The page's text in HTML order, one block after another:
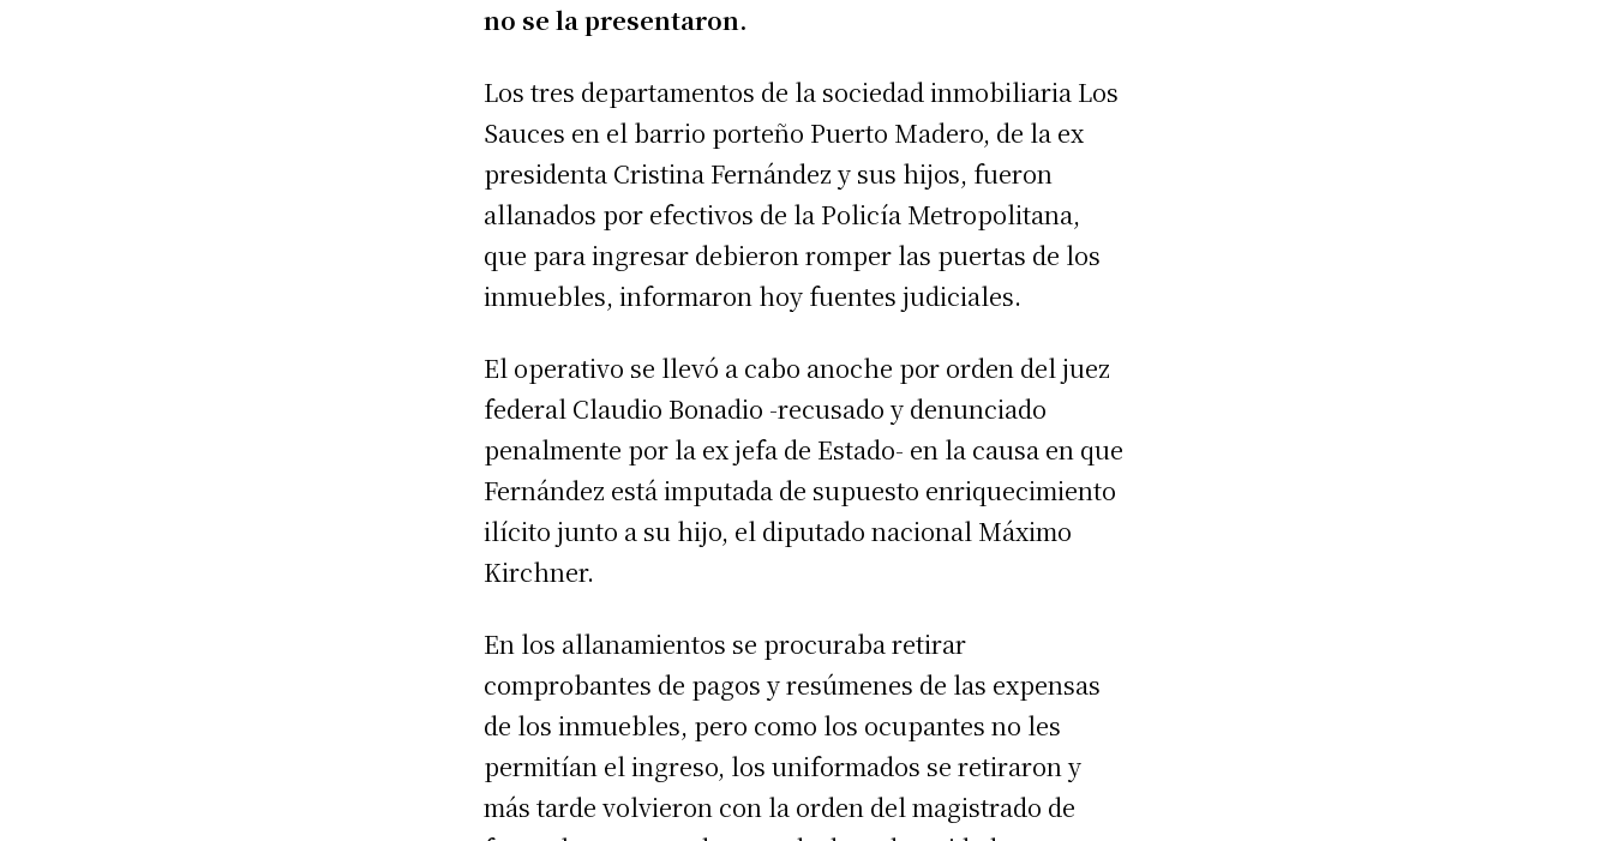
no se la presentaron.
Los tres departamentos de la sociedad inmobiliaria Los
Sauces en el barrio porteño Puerto Madero, de la ex
presidenta Cristina Fernández y sus hijos, fueron
allanados por efectivos de la Policía Metropolitana,
que para ingresar debieron romper las puertas de los
inmuebles, informaron hoy fuentes judiciales.
El operativo se llevó a cabo anoche por orden del juez
federal Claudio Bonadio -recusado y denunciado
penalmente por la ex jefa de Estado- en la causa en que
Fernández está imputada de supuesto enriquecimiento
ilícito junto a su hijo, el diputado nacional Máximo
Kirchner.
En los allanamientos se procuraba retirar
comprobantes de pagos y resúmenes de las expensas
de los inmuebles, pero como los ocupantes no les
permitían el ingreso, los uniformados se retiraron y
más tarde volvieron con la orden del magistrado de